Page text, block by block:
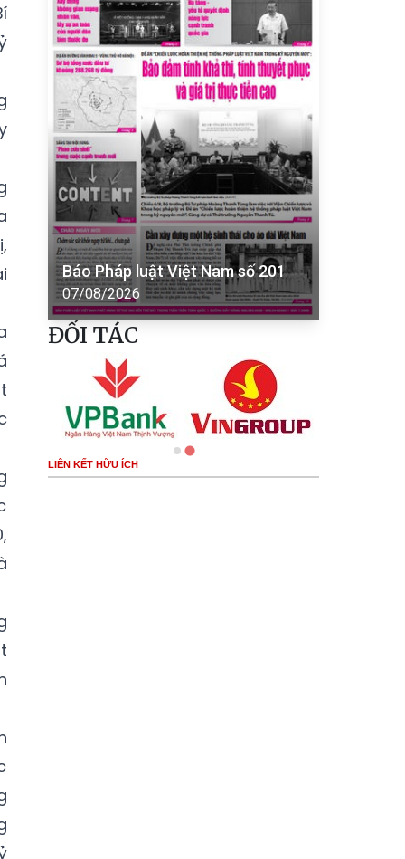
Báo Pháp luật Việt Nam số 201
07/08/2026
ĐỐI TÁC
LIÊN KẾT HỮU ÍCH